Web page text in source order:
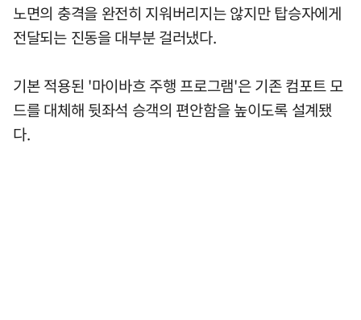
노면의 충격을 완전히 지워버리지는 않지만 탑승자에게
전달되는 진동을 대부분 걸러냈다.
기본 적용된 '마이바흐 주행 프로그램'은 기존 컴포트 모
드를 대체해 뒷좌석 승객의 편안함을 높이도록 설계됐
다.